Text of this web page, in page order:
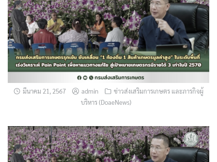
มีนาคม 21, 2567 admin
ข่าวส่งเสริมการเกษตร และภารกิจผู้
บริหาร (DoaeNews)